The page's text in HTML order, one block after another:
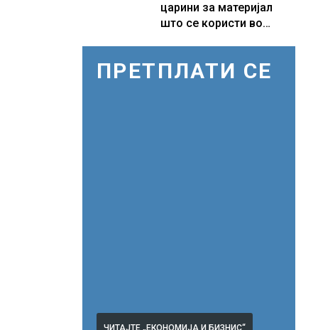
царини за материјал
што се користи во
ПРЕТПЛАТИ СЕ
ЧИТАЈТЕ „ЕКОНОМИЈА И БИЗНИС“